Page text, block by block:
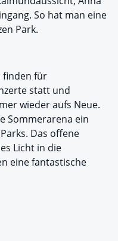
So hat man eine
Park.
finden für
statt und
wieder aufs Neue.
Sommerarena ein
Das offene
Licht in die
eine fantastische